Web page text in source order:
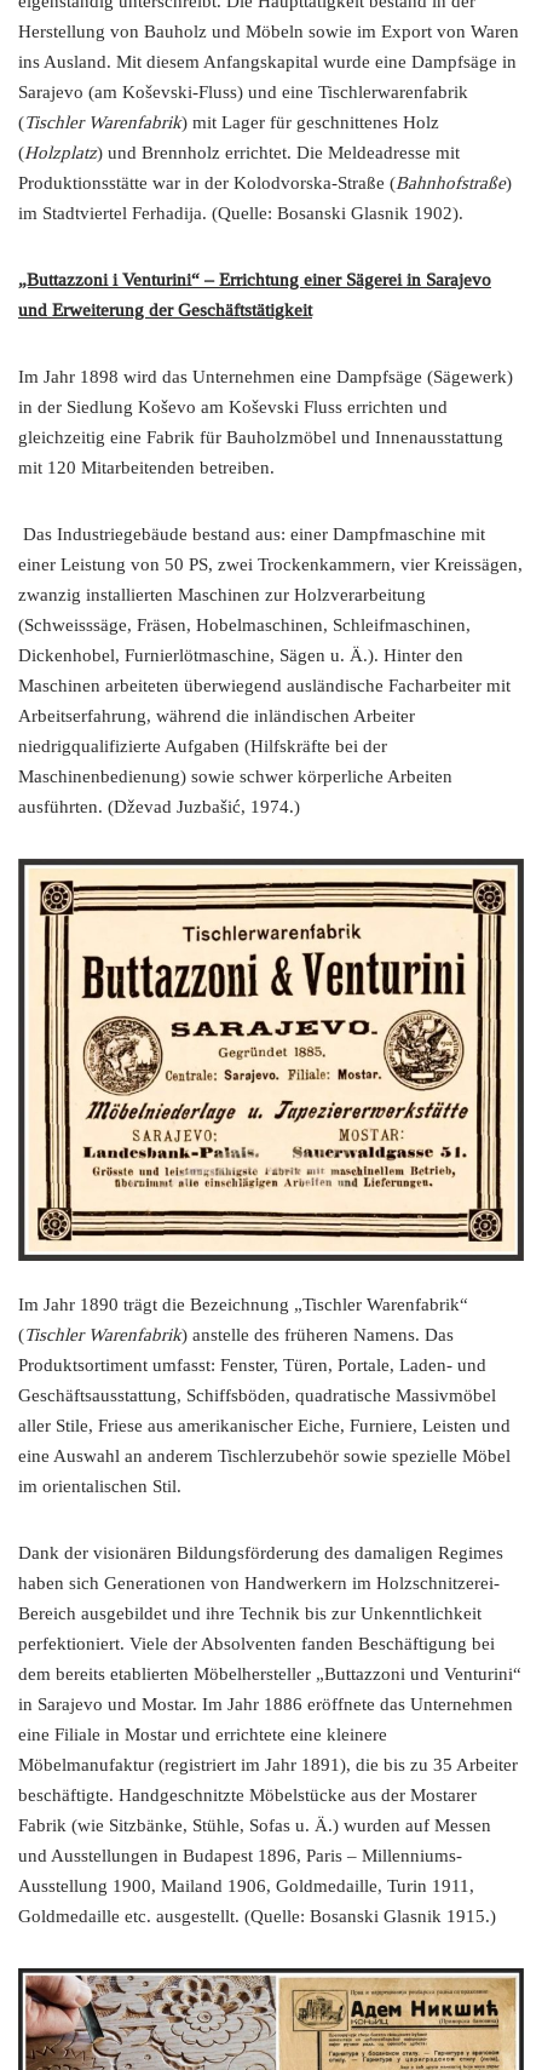
Herstellung von Bauholz und Möbeln sowie im Export von Waren
ins Ausland. Mit diesem Anfangskapital wurde eine Dampfsäge in
Sarajevo (am Koševski-Fluss) und eine Tischlerwarenfabrik
(Tischler Warenfabrik) mit Lager für geschnittenes Holz
(Holzplatz) und Brennholz errichtet. Die Meldeadresse mit
Produktionsstätte war in der Kolodvorska-Straße (Bahnhofstraße)
im Stadtviertel Ferhadija. (Quelle: Bosanski Glasnik 1902).
„Buttazzoni i Venturini“ – Errichtung einer Sägerei in Sarajevo
und Erweiterung der Geschäftstätigkeit
Im Jahr 1898 wird das Unternehmen eine Dampfsäge (Sägewerk)
in der Siedlung Koševo am Koševski Fluss errichten und
gleichzeitig eine Fabrik für Bauholzmöbel und Innenausstattung
mit 120 Mitarbeitenden betreiben.
Das Industriegebäude bestand aus: einer Dampfmaschine mit
einer Leistung von 50 PS, zwei Trockenkammern, vier Kreissägen,
zwanzig installierten Maschinen zur Holzverarbeitung
(Schweisssäge, Fräsen, Hobelmaschinen, Schleifmaschinen,
Dickenhobel, Furnierlötmaschine, Sägen u. Ä.). Hinter den
Maschinen arbeiteten überwiegend ausländische Facharbeiter mit
Arbeitserfahrung, während die inländischen Arbeiter
niedrigqualifizierte Aufgaben (Hilfskräfte bei der
Maschinenbedienung) sowie schwer körperliche Arbeiten
ausführten. (Dževad Juzbašić, 1974.)
Im Jahr 1890 trägt die Bezeichnung „Tischler Warenfabrik“
(Tischler Warenfabrik) anstelle des früheren Namens. Das
Produktsortiment umfasst: Fenster, Türen, Portale, Laden- und
Geschäftsausstattung, Schiffsböden, quadratische Massivmöbel
aller Stile, Friese aus amerikanischer Eiche, Furniere, Leisten und
eine Auswahl an anderem Tischlerzubehör sowie spezielle Möbel
im orientalischen Stil.
Dank der visionären Bildungsförderung des damaligen Regimes
haben sich Generationen von Handwerkern im Holzschnitzerei-
Bereich ausgebildet und ihre Technik bis zur Unkenntlichkeit
perfektioniert. Viele der Absolventen fanden Beschäftigung bei
dem bereits etablierten Möbelhersteller „Buttazzoni und Venturini“
in Sarajevo und Mostar. Im Jahr 1886 eröffnete das Unternehmen
eine Filiale in Mostar und errichtete eine kleinere
Möbelmanufaktur (registriert im Jahr 1891), die bis zu 35 Arbeiter
beschäftigte. Handgeschnitzte Möbelstücke aus der Mostarer
Fabrik (wie Sitzbänke, Stühle, Sofas u. Ä.) wurden auf Messen
und Ausstellungen in Budapest 1896, Paris – Millenniums-
Ausstellung 1900, Mailand 1906, Goldmedaille, Turin 1911,
Goldmedaille etc. ausgestellt. (Quelle: Bosanski Glasnik 1915.)